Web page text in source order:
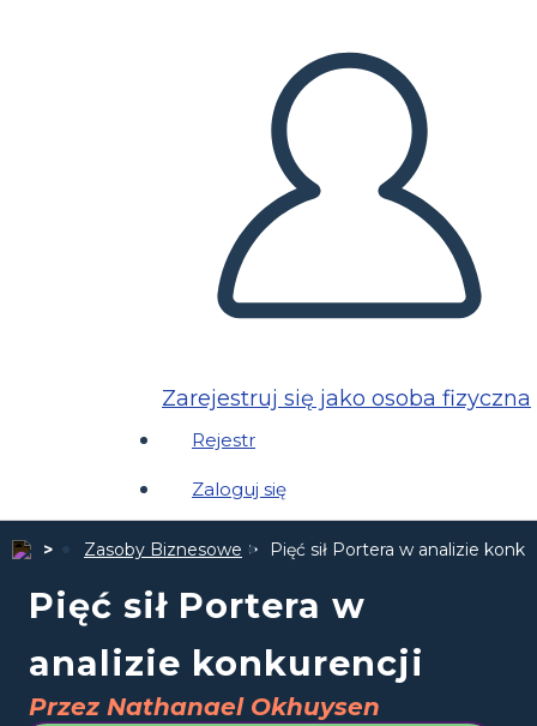
Zarejestruj się jako osoba fizyczna
Rejestr
Zaloguj się
Zasoby Biznesowe Pięć sił Portera w analizie
Pięć sił Portera w
analizie konkurencji
Przez Nathanael Okhuysen